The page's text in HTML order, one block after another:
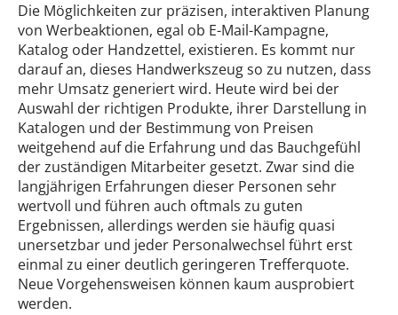
Die Möglichkeiten zur präzisen, interaktiven Planung
von Werbeaktionen, egal ob E-Mail-Kampagne,
Katalog oder Handzettel, existieren. Es kommt nur
darauf an, dieses Handwerkszeug so zu nutzen, dass
mehr Umsatz generiert wird. Heute wird bei der
Auswahl der richtigen Produkte, ihrer Darstellung in
Katalogen und der Bestimmung von Preisen
weitgehend auf die Erfahrung und das Bauchgefühl
der zuständigen Mitarbeiter gesetzt. Zwar sind die
langjährigen Erfahrungen dieser Personen sehr
wertvoll und führen auch oftmals zu guten
Ergebnissen, allerdings werden sie häufig quasi
unersetzbar und jeder Personalwechsel führt erst
einmal zu einer deutlich geringeren Trefferquote.
Neue Vorgehensweisen können kaum ausprobiert
werden.